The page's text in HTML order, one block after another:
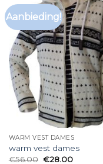
Aanbieding!
WARM VEST DAMES
warm vest dames
€56.00 €28.00